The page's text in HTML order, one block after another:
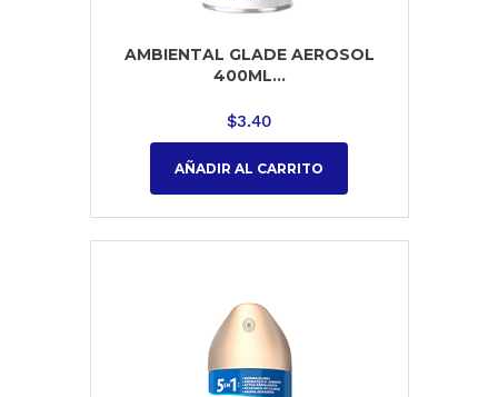
AMBIENTAL GLADE AEROSOL
400ML...
$3.40
AÑADIR AL CARRITO